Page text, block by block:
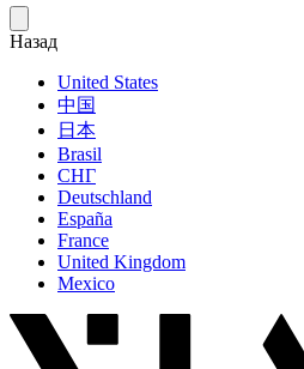
Назад
United States
中国
日本
Brasil
СНГ
Deutschland
España
France
United Kingdom
Mexico